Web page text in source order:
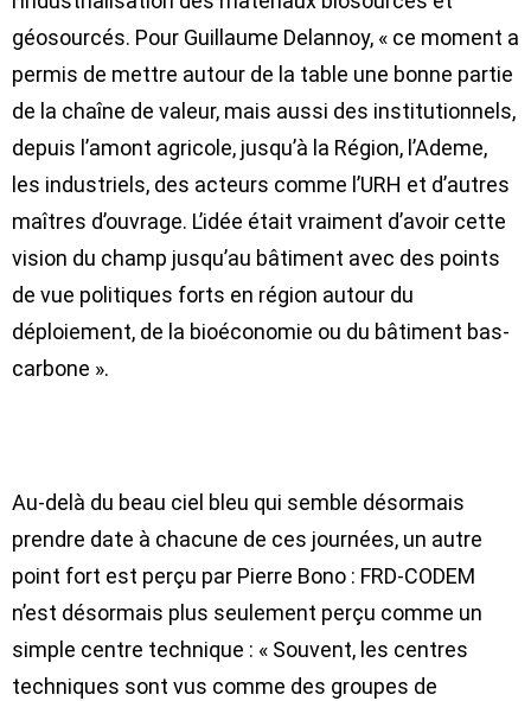
géosourcés. Pour Guillaume Delannoy, « ce moment a
permis de mettre autour de la table une bonne partie
de la chaîne de valeur, mais aussi des institutionnels,
depuis l’amont agricole, jusqu’à la Région, l’Ademe,
les industriels, des acteurs comme l’URH et d’autres
maîtres d’ouvrage. L’idée était vraiment d’avoir cette
vision du champ jusqu’au bâtiment avec des points
de vue politiques forts en région autour du
déploiement, de la bioéconomie ou du bâtiment bas-
carbone ».
Au-delà du beau ciel bleu qui semble désormais
prendre date à chacune de ces journées, un autre
point fort est perçu par Pierre Bono : FRD-CODEM
n’est désormais plus seulement perçu comme un
simple centre technique : « Souvent, les centres
techniques sont vus comme des groupes de